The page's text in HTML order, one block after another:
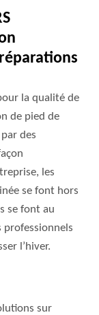
la qualité de
de pied de
des
les
se font hors
se font au
professionnels
l’hiver.
sur